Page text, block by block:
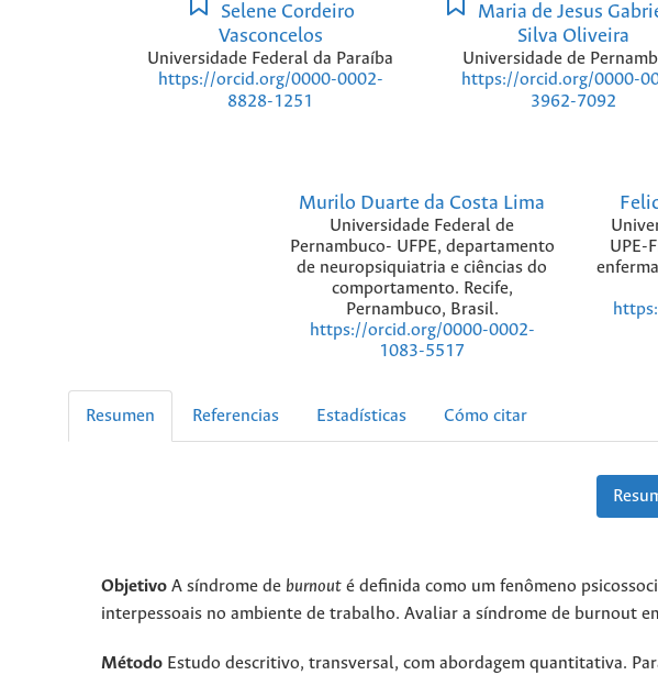
Selene Cordeiro
Vasconcelos
Universidade Federal da Paraíba
https://orcid.org/0000-0002-
8828-1251
Maria de Jesus
Silva Oliveira
Universidade de
https://orcid.org/0000-
3962-7092
Murilo Duarte da Costa Lima
Universidade Federal de
Pernambuco- UFPE, departamento
de neuropsiquiatria e ciências do
comportamento. Recife,
Pernambuco, Brasil.
https://orcid.org/0000-0002-
1083-5517
UPE-
Resumen Referencias Estadísticas Cómo citar
Objetivo A síndrome de burnout é definida como um fenômeno
interpessoais no ambiente de trabalho. Avaliar a síndrome de burnout
Método Estudo descritivo, transversal, com abordagem quantitativa.